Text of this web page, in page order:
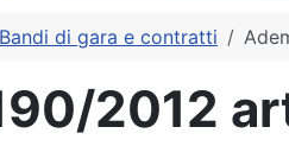
Bandi di gara e contratti
2012